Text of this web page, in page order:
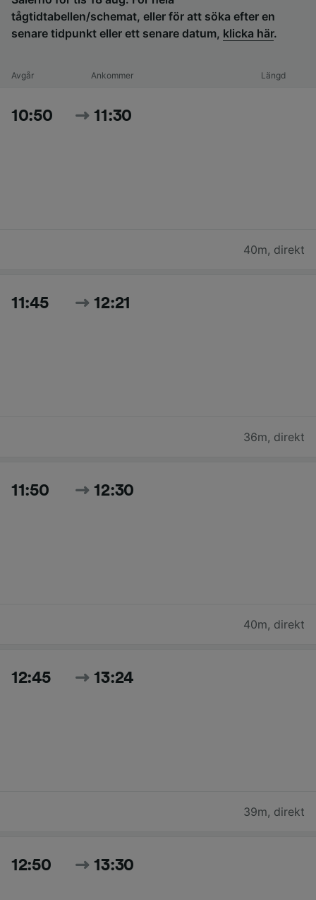
tågtidtabellen/schemat, eller för att söka efter en
senare tidpunkt eller ett senare datum, klicka här.
Avgår Ankommer Längd
10:50 11:30
40m, direkt
11:45 12:21
36m, direkt
11:50 12:30
40m, direkt
12:45 13:24
39m, direkt
12:50 13:30